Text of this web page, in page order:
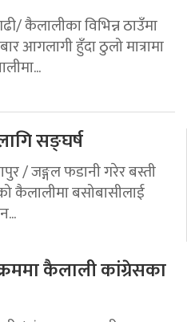
कैलालीका विभिन्न ठाउँमा
आगलागी हुँदा ठुलो मात्रामा
सङ्घर्ष
/ जङ्गल फडानी गरेर बस्ती
कैलालीमा बसोबासीलाई
कैलाली कांग्रेसका